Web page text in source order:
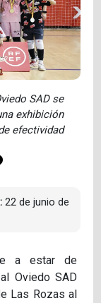
SAD se
exhibición
efectividad
22 de junio de
a estar de
Oviedo SAD
Las Rozas al